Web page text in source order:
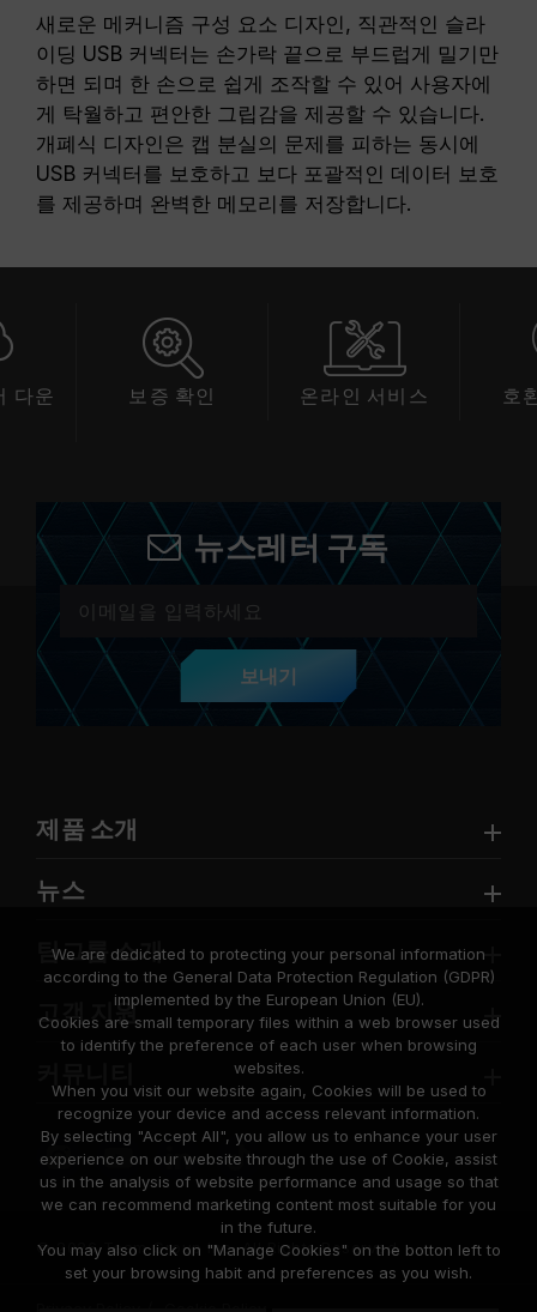
새로운 메커니즘 구성 요소 디자인, 직관적인 슬라
이딩 USB 커넥터는 손가락 끝으로 부드럽게 밀기만
하면 되며 한 손으로 쉽게 조작할 수 있어 사용자에
게 탁월하고 편안한 그립감을 제공할 수 있습니다.
개폐식 디자인은 캡 분실의 문제를 피하는 동시에
USB 커넥터를 보호하고 보다 포괄적인 데이터 보호
를 제공하며 완벽한 메모리를 저장합니다.
다운
보증 확인 온라인 서비스 호
뉴스레터 구독
보내기
제품 소개
뉴스
팀그룹 소개
고객 지원
© 2026 Team Group Inc. All Rights Reserved.
We are dedicated to protecting your personal information
according to the General Data Protection Regulation (GDPR)
implemented by the European Union (EU).
Cookies are small temporary files within a web browser used
to identify the preference of each user when browsing
websites.
When you visit our website again, Cookies will be used to
recognize your device and access relevant information.
By selecting "Accept All", you allow us to enhance your user
experience on our website through the use of Cookie, assist
us in the analysis of website performance and usage so that
we can recommend marketing content most suitable for you
in the future.
You may also click on "Manage Cookies" on the botton left to
set your browsing habit and preferences as you wish.